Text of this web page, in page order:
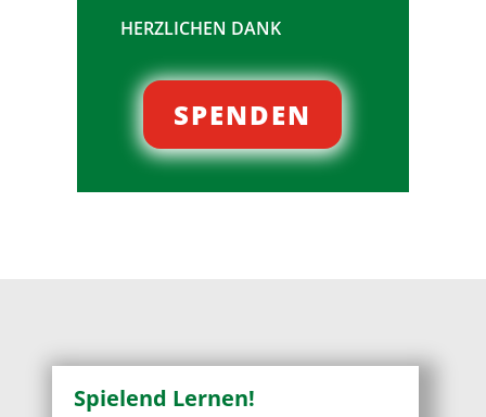
HERZLICHEN DANK
SPENDEN
Spielend Lernen!